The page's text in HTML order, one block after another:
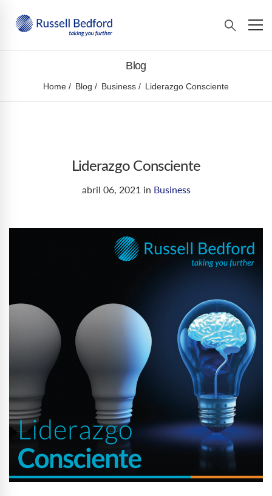
Blog
Home Blog Business Liderazgo Consciente
Liderazgo Consciente
abril 06, 2021 in Business